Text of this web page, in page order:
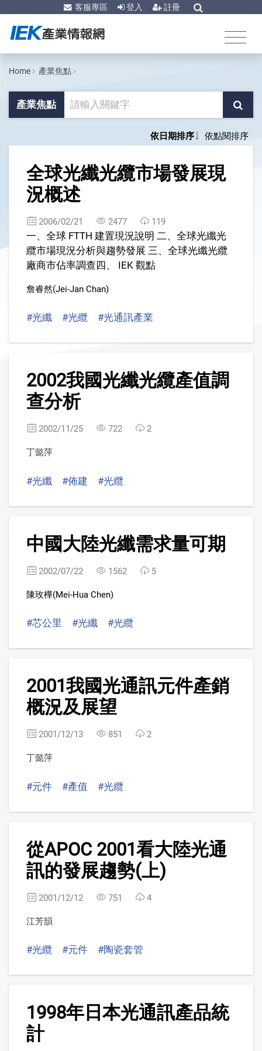
客服專區 登入 註冊
Home 產業焦點
產業焦點
依日期排序 依點閱排序
全球光纖光纜市場發展現
況概述
2006/02/21 2477 119
一、全球 FTTH 建置現況說明 二、全球光纖光
纜市場現況分析與趨勢發展 三、全球光纖光纜
廠商市佔率調查四、 IEK 觀點
詹睿然(Jei-Jan Chan)
#光纖 #光纜 #光通訊產業
2002我國光纖光纜產值調
查分析
2002/11/25 722 2
丁懿萍
#光纖 #佈建 #光纜
中國大陸光纖需求量可期
2002/07/22 1562 5
陳玫樺(Mei-Hua Chen)
#芯公里 #光纖 #光纜
2001我國光通訊元件產銷
概況及展望
2001/12/13 851 2
丁懿萍
#元件 #產值 #光纜
從APOC 2001看大陸光通
訊的發展趨勢(上)
2001/12/12 751 4
江芳韻
#光纜 #元件 #陶瓷套管
1998年日本光通訊產品統
計